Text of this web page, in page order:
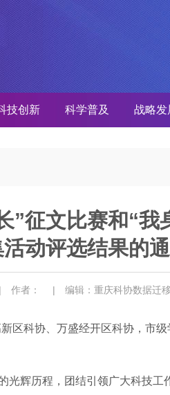
技创新 科学普及 战略发
”征文比赛和“我
动评选结果的
| 作者： | 编辑：重庆科协数据迁移
区科协、万盛经开区科协，市
光辉历程，团结引领广大科技工